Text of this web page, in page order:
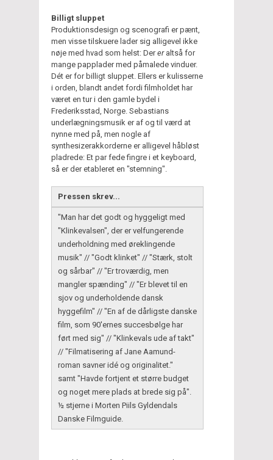
Billigt sluppet
Produktionsdesign og scenografi er pænt,
men visse tilskuere lader sig alligevel ikke
nøje med hvad som helst: Dereraltså for
mange papplader med påmalede vinduer.
Dét er for billigt sluppet. Ellers er kulisserne
i orden, blandt andet fordi filmholdet har
været en tur i den gamle bydel i
Frederiksstad, Norge. Sebastians
underlægningsmusik er af og til værd at
nynne med på, men nogle af
synthesizerakkorderne er alligevel håbløst
pladrede: Et par fede fingre i et keyboard,
så er der etableret en "stemning".
Pressen skrev...
"Man har det godt og hyggeligt med
"Klinkevalsen", der er velfungerende
underholdning med øreklingende
musik" // "Godt klinket" // "Stærk, stolt
og sårbar" // "Er troværdig, men
mangler spænding" // "Er blevet til en
sjov og underholdende dansk
hyggefilm" // "En af de dårligste danske
film, som 90'ernes succesbølge har
ført med sig" // "Klinkevals ude af takt"
// "Filmatisering af Jane Aamund-
roman savner idé og originalitet."
samt "Havde fortjent et større budget
og noget mere plads at brede sig på".
½ stjerne i Morten Piils Gyldendals
Danske Filmguide.